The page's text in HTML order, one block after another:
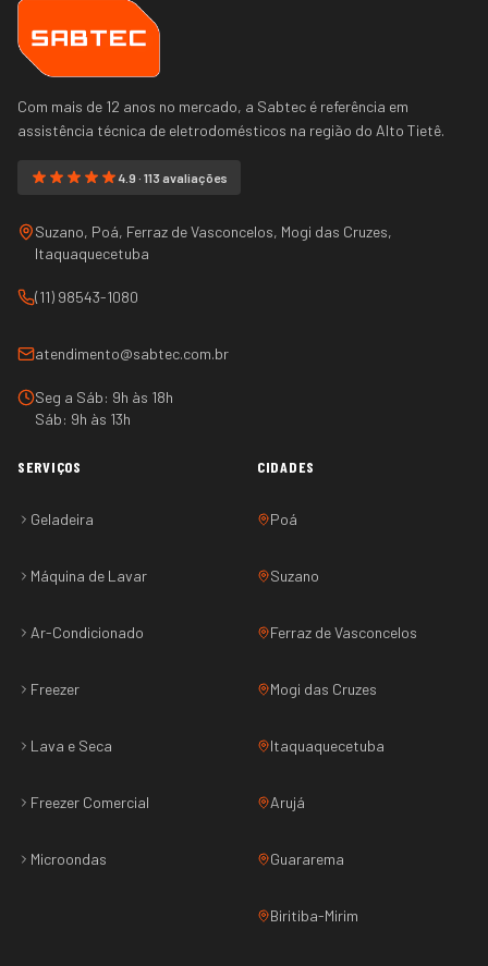
Com mais de 12 anos no mercado, a Sabtec é referência em
assistência técnica de eletrodomésticos na região do Alto Tietê.
4.9 · 113 avaliações
Suzano, Poá, Ferraz de Vasconcelos, Mogi das Cruzes,
Itaquaquecetuba
(11) 98543-1080
atendimento@sabtec.com.br
Seg a Sáb: 9h às 18h
Sáb: 9h às 13h
SERVIÇOS
Geladeira
Máquina de Lavar
Ar-Condicionado
Freezer
Lava e Seca
Freezer Comercial
Microondas
CIDADES
Poá
Suzano
Ferraz de Vasconcelos
Mogi das Cruzes
Itaquaquecetuba
Arujá
Guararema
Biritiba-Mirim